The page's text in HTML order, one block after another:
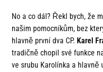
No a co dál? Řekl bych, že
našim pomocníkům, bez
hlavně první dva CP. Karel
tradičně chopil své funkce
ve srubu Karolínka a hlavně